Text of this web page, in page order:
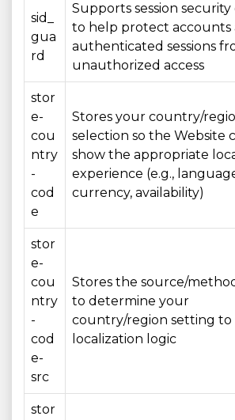
sid_
gua
rd
Supports session
to help protect accounts
authenticated sessions
unauthorized access
stor
e-
cou
ntry
-
cod
e
Stores your country/
selection so the Website
show the appropriate
experience (e.g.,
currency, availability)
stor
e-
cou
ntry
-
cod
e-
src
Stores the source/
to determine your
country/region setting
localization logic
stor